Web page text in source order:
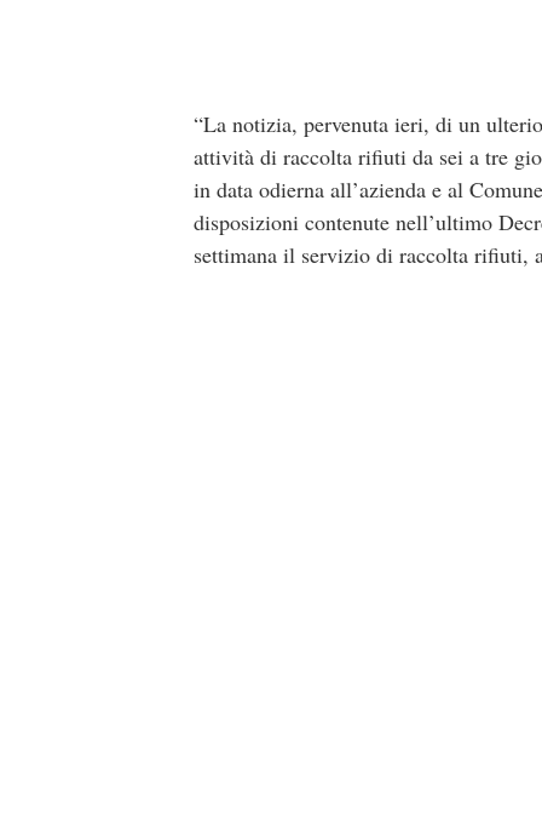
“La notizia, pervenuta ieri, di un
attività di raccolta rifiuti da sei a tre
in data odierna all’azienda e al
disposizioni contenute nell’ultimo
settimana il servizio di raccolta rifiuti,